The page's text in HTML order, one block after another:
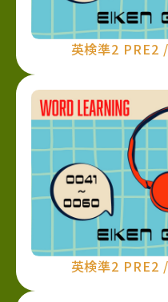
英検準2
英検準2